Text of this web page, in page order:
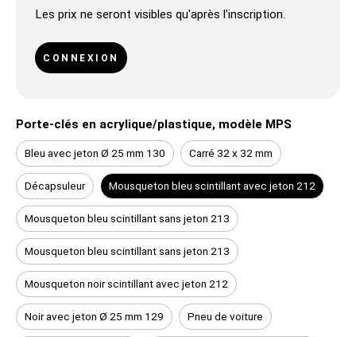
Les prix ne seront visibles qu'après l'inscription.
CONNEXION
Porte-clés en acrylique/plastique, modèle MPS
Bleu avec jeton Ø 25 mm 130 Carré 32 x 32 mm
Décapsuleur Mousqueton bleu scintillant avec jeton 212
Mousqueton bleu scintillant sans jeton 213
Mousqueton bleu scintillant sans jeton 213
Mousqueton noir scintillant avec jeton 212
Noir avec jeton Ø 25 mm 129 Pneu de voiture